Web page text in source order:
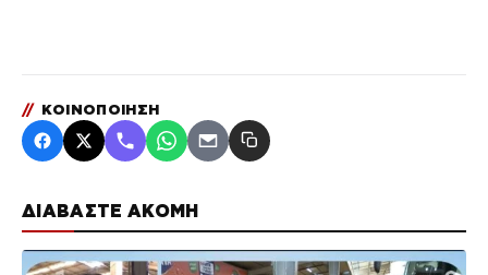
ΔΙΑΒΑΣΤΕ ΑΚΟΜΗ
// ΚΟΙΝΟΠΟΙΗΣΗ